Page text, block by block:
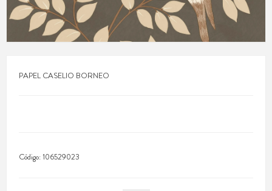
PAPEL CASELIO BORNEO
Código:106529023